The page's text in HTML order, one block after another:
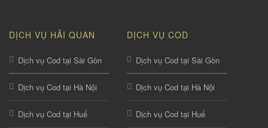
DỊCH VỤ HẢI QUAN
Dịch vụ Cod tại Sài Gòn
Dịch vụ Cod tại Hà Nội
Dịch vụ Cod tại Huế
DỊCH VỤ COD
Dịch vụ Cod tại Sài Gòn
Dịch vụ Cod tại Hà Nội
Dịch vụ Cod tại Huế